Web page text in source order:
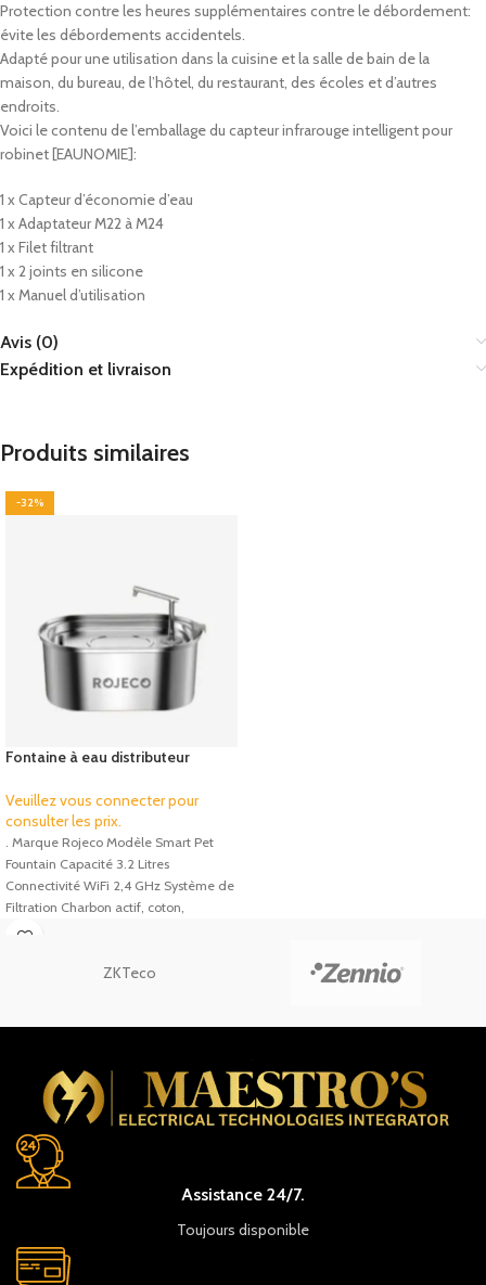
Protection contre les heures supplémentaires contre le débordement:
évite les débordements accidentels.
Adapté pour une utilisation dans la cuisine et la salle de bain de la
maison, du bureau, de l’hôtel, du restaurant, des écoles et d’autres
endroits.
Voici le contenu de l’emballage du capteur infrarouge intelligent pour
robinet [EAUNOMIE]:
1 x Capteur d’économie d’eau
1 x Adaptateur M22 à M24
1 x Filet filtrant
1 x 2 joints en silicone
1 x Manuel d’utilisation
Avis (0)
Expédition et livraison
Produits similaires
-32%
Fontaine à eau distributeur
Fountain
Veuillez vous connecter pour
consulter les prix.
. Marque Rojeco Modèle Smart Pet
Fountain Capacité 3.2 Litres
Connectivité WiFi 2,4 GHz Système de
Filtration Charbon actif, coton,
ZKTeco
Assistance 24/7.
Toujours disponible